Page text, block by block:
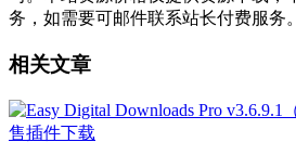
务，如需要可邮件联系站长付费服务。
相关文章